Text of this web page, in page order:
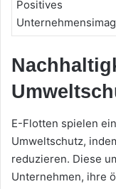
Positives
E-Flotten spielen
Umweltschutz,
reduzieren. Diese
Unternehmen, ihre